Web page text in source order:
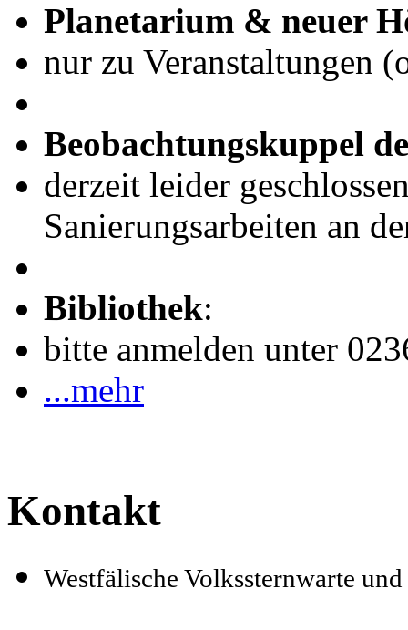
Planetarium & neuer
nur zu Veranstaltungen
Beobachtungskuppel
derzeit leider
Sanierungsarbeiten an
Bibliothek:
bitte anmelden unter
...mehr
Kontakt
Westfälische Volkssternwarte